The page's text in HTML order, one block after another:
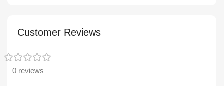
Customer Reviews
0 reviews